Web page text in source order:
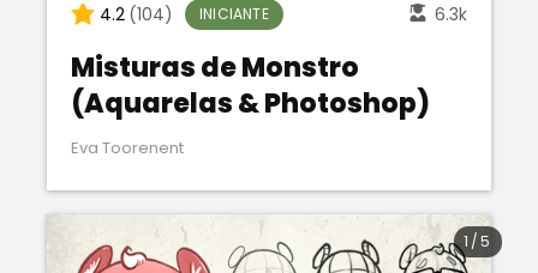
4.2 (104) INICIANTE 6.3k
Misturas de Monstro
(Aquarelas & Photoshop)
Eva Toorenent
1 /5